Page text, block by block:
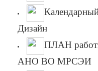
Дизайн
ПЛАН
АНО ВО МРСЭИ